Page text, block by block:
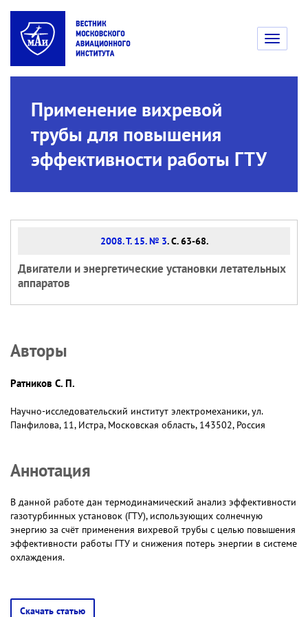
Toggle
Применение вихревой
трубы для повышения
эффективности работы ГТУ
2008. Т. 15. № 3. С. 63-68.
Двигатели и энергетические установки летательных
аппаратов
Авторы
Ратников С. П.
Научно-исследовательский институт электромеханики, ул.
Панфилова, 11, Истра, Московская область, 143502, Россия
Аннотация
В данной работе дан термодинамический анализ эффективности
газотурбинных установок (ГТУ), использующих солнечную
энергию за счёт применения вихревой трубы с целью повышения
эффективности работы ГТУ и снижения потерь энергии в системе
охлаждения.
Скачать статью